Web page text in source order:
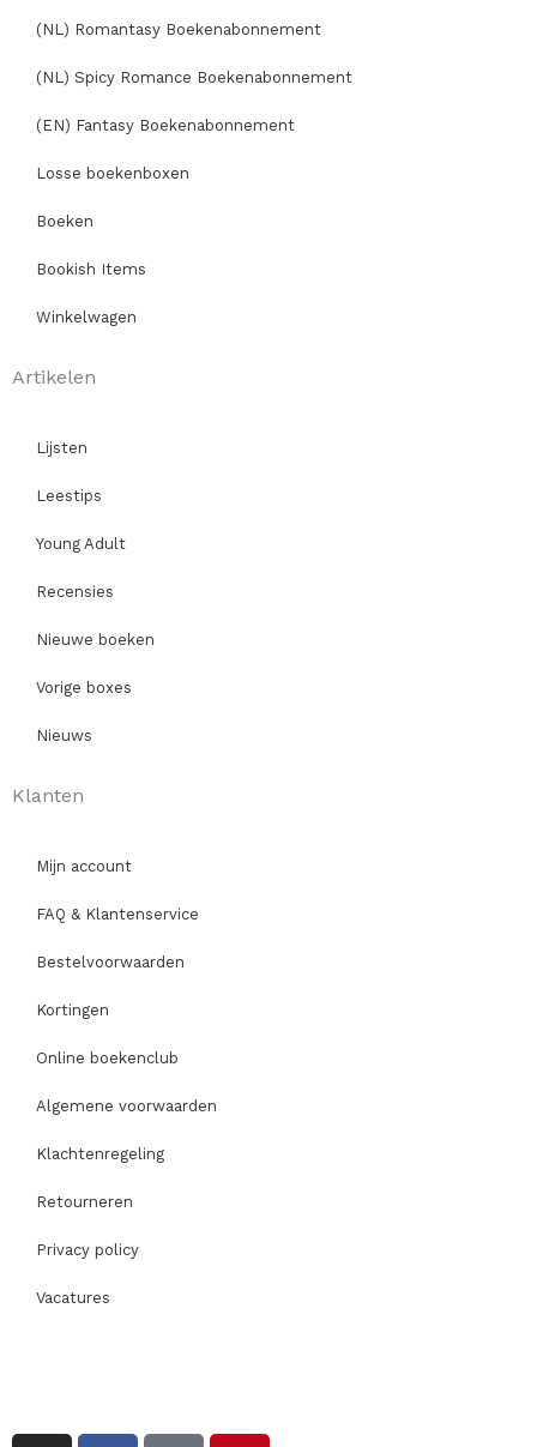
(NL) Romantasy Boekenabonnement
(NL) Spicy Romance Boekenabonnement
(EN) Fantasy Boekenabonnement
Losse boekenboxen
Boeken
Bookish Items
Winkelwagen
Artikelen
Lijsten
Leestips
Young Adult
Recensies
Nieuwe boeken
Vorige boxes
Nieuws
Klanten
Mijn account
FAQ & Klantenservice
Bestelvoorwaarden
Kortingen
Online boekenclub
Algemene voorwaarden
Klachtenregeling
Retourneren
Privacy policy
Vacatures